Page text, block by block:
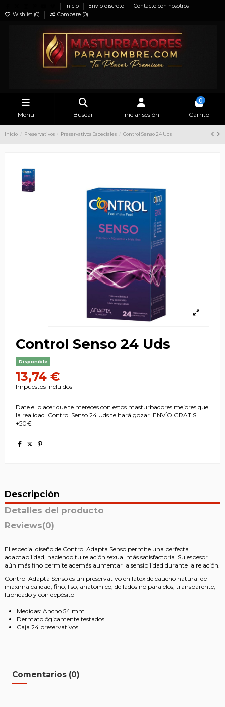
Inicio Envío discreto
Contacte con nosotros
Wishlist (0) Compare (0)
Menu Buscar Iniciar sesión
0
Carrito
Inicio Preservativos Preservativos Especiales Control Senso 24 Uds
Control Senso 24 Uds
Disponible
13,74 €
Impuestos incluidos
Date el placer que te mereces con estos masturbadores mejores que
la realidad. Control Senso 24 Uds te hará gozar. ENVÍO GRATIS
+50€
Descripción
Detalles del producto
Reviews(0)
El especial diseño de Control Adapta Senso permite una perfecta
adaptabilidad, haciendo tu relación sexual más satisfactoria. Su espesor
aún más fino permite además aumentar la sensibilidad durante la relación.
Control Adapta Senso es un preservativo en látex de caucho natural de
máxima calidad, fino, liso, anatómico, de lados no paralelos, transparente,
lubricado y con depósito
Medidas: Ancho 54 mm.
Dermatológicamente testados.
Caja 24 preservativos.
Comentarios (0)